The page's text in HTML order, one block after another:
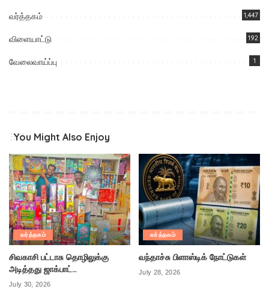
வர்த்தகம் 1,447
விளையாட்டு 192
வேலைவாய்ப்பு 1
You Might Also Enjoy
வர்த்தகம்
சிவகாசி பட்டாசு தொழிலுக்கு
அடித்தது ஜாக்பாட்…
July 30, 2026
வர்த்தகம்
வந்தாச்சு பிளாஸ்டிக் நோட்டுகள்
July 28, 2026